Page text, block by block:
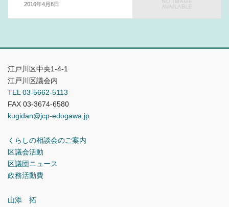
2016年4月8日
江戸川区中央1-4-1
江戸川区議会内
TEL 03-5662-5113
FAX 03-3674-6580
kugidan@jcp-edogawa.jp
くらしの相談会のご案内
区議会活動
区議団ニュース
政務活動費
山添 拓